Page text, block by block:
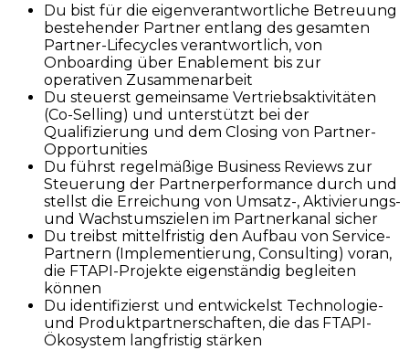
Du bist für die eigenverantwortliche Betreuung
bestehender Partner entlang des gesamten
Partner-Lifecycles verantwortlich, von
Onboarding über Enablement bis zur
operativen Zusammenarbeit
Du steuerst gemeinsame Vertriebsaktivitäten
(Co-Selling) und unterstützt bei der
Qualifizierung und dem Closing von Partner-
Opportunities
Du führst regelmäßige Business Reviews zur
Steuerung der Partnerperformance durch und
stellst die Erreichung von Umsatz-, Aktivierungs-
und Wachstumszielen im Partnerkanal sicher
Du treibst mittelfristig den Aufbau von Service-
Partnern (Implementierung, Consulting) voran,
die FTAPI-Projekte eigenständig begleiten
können
Du identifizierst und entwickelst Technologie-
und Produktpartnerschaften, die das FTAPI-
Ökosystem langfristig stärken